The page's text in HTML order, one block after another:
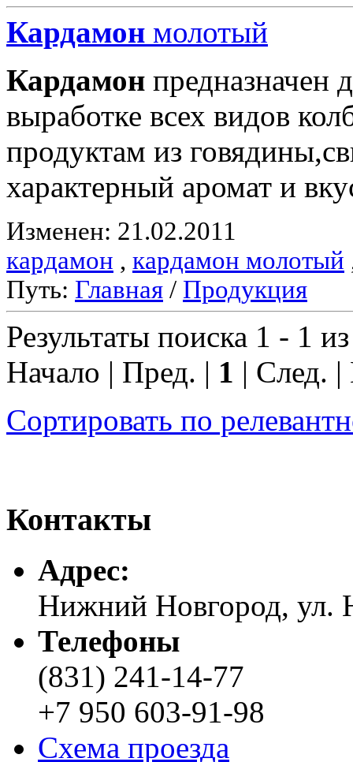
Кардамон молотый
Кардамон предназначен
выработке всех видов
продуктам из
характерный аромат и
Изменен: 21.02.2011
кардамон , кардамон молотый
Путь: Главная / Продукция
Результаты поиска 1 - 1
Начало | Пред. | 1 | След.
Сортировать по
Контакты
Адреc:
Нижний Новгород, ул.
Телефоны
(831) 241-14-77
+7 950 603-91-98
Схема проезда